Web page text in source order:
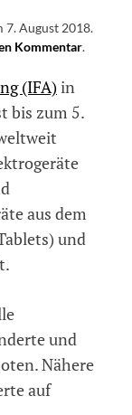
7. August 2018.
Kommentaron
Seh-
IFA
2019
.
(IFA) in
bis zum 5.
aus dem
und
und
Nähere
auf